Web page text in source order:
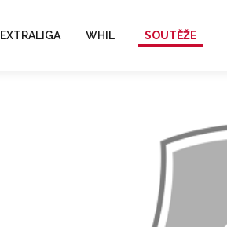
EXTRALIGA WHIL SOUTĚŽE